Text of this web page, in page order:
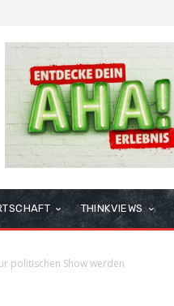
THINKVIEWS
politischen Show werden